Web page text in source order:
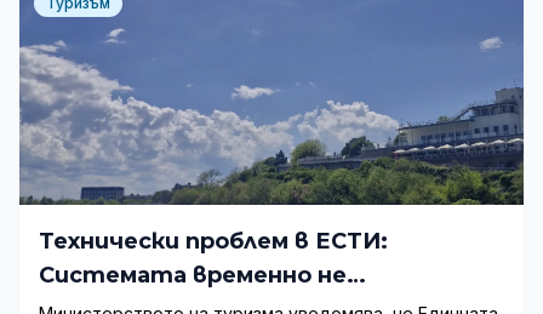
Технически проблем в ЕСТИ:
Системата временно не